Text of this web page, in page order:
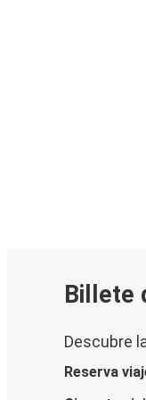
Billete
Descubre
Reserva